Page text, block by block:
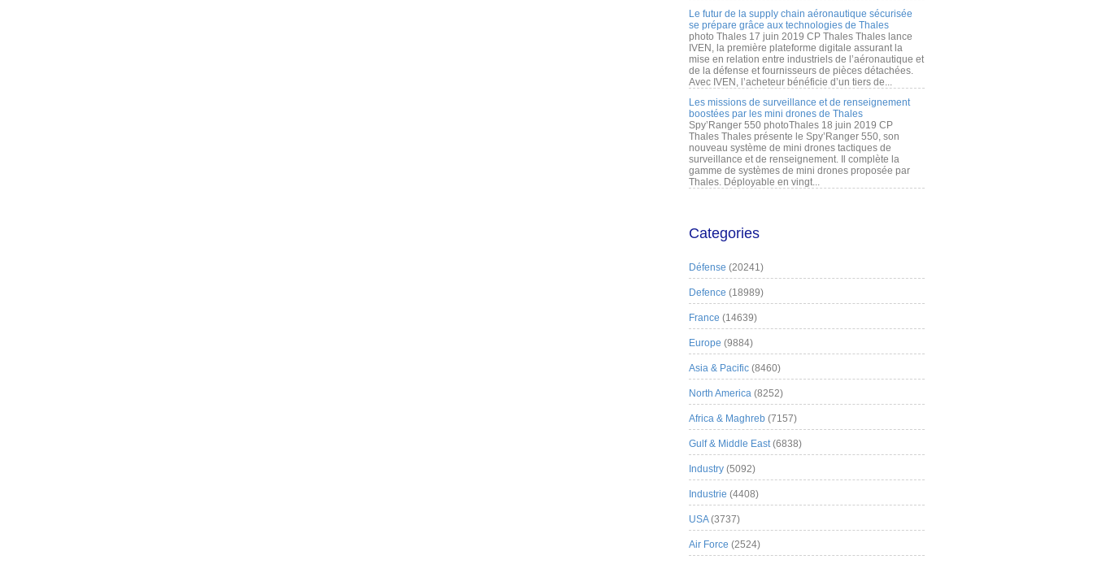
Le futur de la supply chain aéronautique sécurisée
se prépare grâce aux technologies de Thales
photo Thales 17 juin 2019 CP Thales Thales lance
IVEN, la première plateforme digitale assurant la
mise en relation entre industriels de l’aéronautique et
de la défense et fournisseurs de pièces détachées.
Avec IVEN, l’acheteur bénéficie d’un tiers de...
Les missions de surveillance et de renseignement
boostées par les mini drones de Thales
Spy’Ranger 550 photoThales 18 juin 2019 CP
Thales Thales présente le Spy’Ranger 550, son
nouveau système de mini drones tactiques de
surveillance et de renseignement. Il complète la
gamme de systèmes de mini drones proposée par
Thales. Déployable en vingt...
Categories
Défense (20241)
Defence (18989)
France (14639)
Europe (9884)
Asia & Pacific (8460)
North America (8252)
Africa & Maghreb (7157)
Gulf & Middle East(6838)
Industry (5092)
Industrie (4408)
USA(3737)
Air Force (2524)